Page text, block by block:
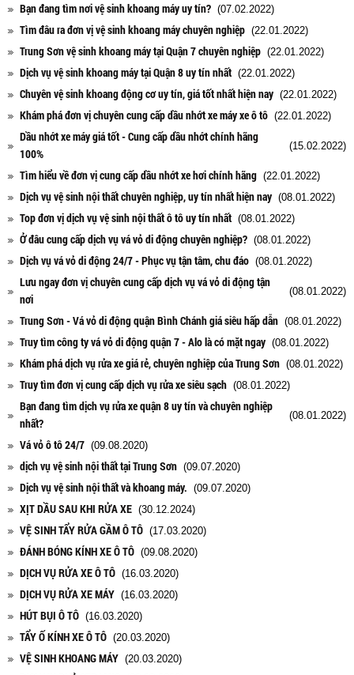
Bạn đang tìm nơi vệ sinh khoang máy uy tín? (07.02.2022)
Tìm đâu ra đơn vị vệ sinh khoang máy chuyên nghiệp (22.01.2022)
Trung Sơn vệ sinh khoang máy tại Quận 7 chuyên nghiệp (22.01.2022)
Dịch vụ vệ sinh khoang máy tại Quận 8 uy tín nhất (22.01.2022)
Chuyên vệ sinh khoang động cơ uy tín, giá tốt nhất hiện nay (22.01.2022)
Khám phá đơn vị chuyên cung cấp dầu nhớt xe máy xe ô tô (22.01.2022)
Dầu nhớt xe máy giá tốt - Cung cấp dầu nhớt chính hãng
100%
(15.02.2022)
Tìm hiểu về đơn vị cung cấp dầu nhớt xe hơi chính hãng (22.01.2022)
Dịch vụ vệ sinh nội thất chuyên nghiệp, uy tín nhất hiện nay (08.01.2022)
Top đơn vị dịch vụ vệ sinh nội thất ô tô uy tín nhất (08.01.2022)
Ở đâu cung cấp dịch vụ vá vỏ di động chuyên nghiệp? (08.01.2022)
Dịch vụ vá vỏ di động 24/7 - Phục vụ tận tâm, chu đáo (08.01.2022)
Lưu ngay đơn vị chuyên cung cấp dịch vụ vá vỏ di động tận
nơi
(08.01.2022)
Trung Sơn - Vá vỏ di động quận Bình Chánh giá siêu hấp dẫn (08.01.2022)
Truy tìm công ty vá vỏ di động quận 7 - Alo là có mặt ngay (08.01.2022)
Khám phá dịch vụ rửa xe giá rẻ, chuyên nghiệp của Trung Sơn (08.01.2022)
Truy tìm đơn vị cung cấp dịch vụ rửa xe siêu sạch (08.01.2022)
Bạn đang tìm dịch vụ rửa xe quận 8 uy tín và chuyên nghiệp
nhất?
(08.01.2022)
Vá vỏ ô tô 24/7 (09.08.2020)
dịch vụ vệ sinh nội thất tại Trung Sơn (09.07.2020)
Dịch vụ vệ sinh nội thất và khoang máy. (09.07.2020)
XỊT DẦU SAU KHI RỬA XE (30.12.2024)
VỆ SINH TẨY RỬA GẦM Ô TÔ (17.03.2020)
ĐÁNH BÓNG KÍNH XE Ô TÔ (09.08.2020)
DỊCH VỤ RỬA XE Ô TÔ (16.03.2020)
DỊCH VỤ RỬA XE MÁY (16.03.2020)
HÚT BỤI Ô TÔ (16.03.2020)
TẨY Ố KÍNH XE Ô TÔ (20.03.2020)
VỆ SINH KHOANG MÁY (20.03.2020)